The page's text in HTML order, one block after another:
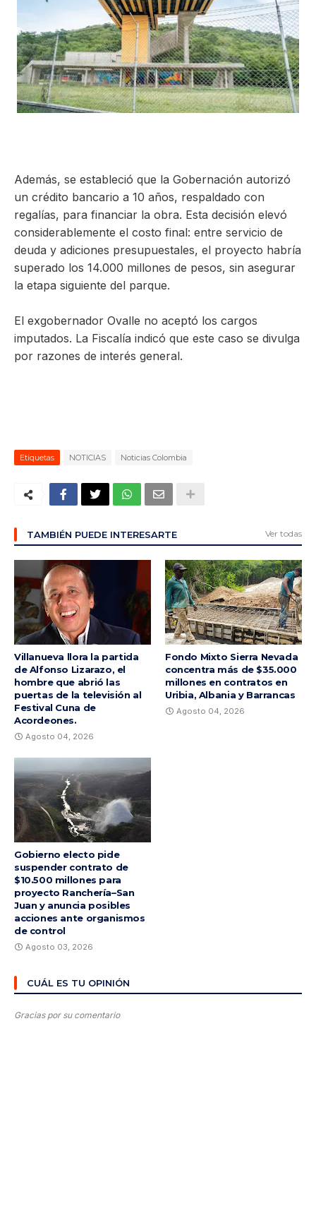
Además, se estableció que la Gobernación autorizó
un crédito bancario a 10 años, respaldado con
regalías, para financiar la obra. Esta decisión elevó
considerablemente el costo final: entre servicio de
deuda y adiciones presupuestales, el proyecto habría
superado los 14.000 millones de pesos, sin asegurar
la etapa siguiente del parque.
El exgobernador Ovalle no aceptó los cargos
imputados. La Fiscalía indicó que este caso se divulga
por razones de interés general.
Etiquetas NOTICIAS Noticias Colombia
TAMBIÉN PUEDE INTERESARTE Ver todas
Villanueva llora la partida
de Alfonso Lizarazo, el
hombre que abrió las
puertas de la televisión al
Festival Cuna de
Acordeones.
Agosto 04, 2026
Fondo Mixto Sierra Nevada
concentra más de $35.000
millones en contratos en
Uribia, Albania y Barrancas
Agosto 04, 2026
Gobierno electo pide
suspender contrato de
$10.500 millones para
proyecto Ranchería–San
Juan y anuncia posibles
acciones ante organismos
de control
Agosto 03, 2026
CUÁL ES TU OPINIÓN
Gracias por su comentario